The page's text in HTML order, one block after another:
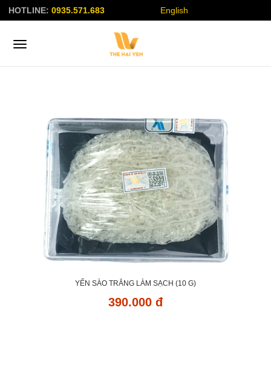
HOTLINE: 0935.571.683 English
YẾN SÀO TRẮNG LÀM SẠCH (10 G)
390.000 đ